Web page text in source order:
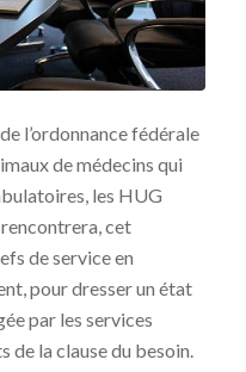
l’ordonnance fédérale
de médecins qui
les HUG
cet
de service en
pour dresser un état
par les services
de la clause du besoin.